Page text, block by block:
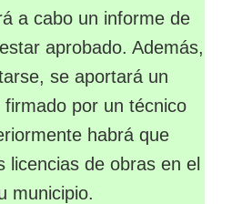
a cabo un informe de
aprobado. Además,
se aportará un
por un técnico
habrá que
licencias de obras en el
municipio.